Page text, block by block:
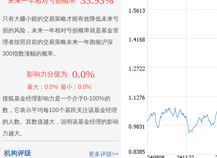
只有大赚小赔的交易策略才能有效降低未来亏
损的风险，未来一年相对亏损概率就是基金管
理者按照目前的交易策略未来一年跑输沪深
300指数涨幅的概率。
影响力分值为 0.0%
最大：0.0% 最小：0.0%
搜狐基金经理影响力是一个介于0-100%的
数，它表示平均每100个基民关注该基金经理
的人数。其数值越大，说明该基金经理的影响
力越大。
更多评级>>
机构评级